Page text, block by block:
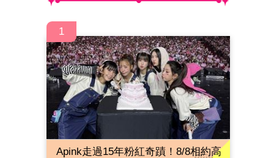
1
Apink走過15年粉紅奇蹟！8/8相約高